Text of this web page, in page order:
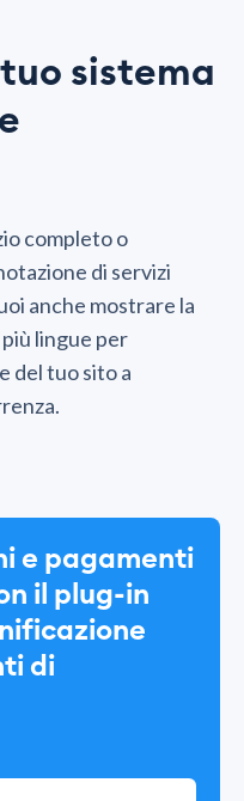
sistema
completo o
di servizi
anche mostrare la
lingue per
del tuo sito a
e pagamenti
il plug-in
di